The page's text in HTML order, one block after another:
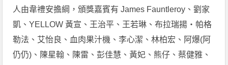
人由韋禮安擔綱，頒獎嘉賓有 James Fauntleroy、劉家
凱、YELLOW 黃宣、王治平、王若琳、布拉瑞揚・帕格
勒法、艾怡良、血肉果汁機、李心潔、林柏宏、阿爆(阿
仍仍)、陳星翰、陳雷、彭佳慧、黃妃、熊仔、蔡健雅、